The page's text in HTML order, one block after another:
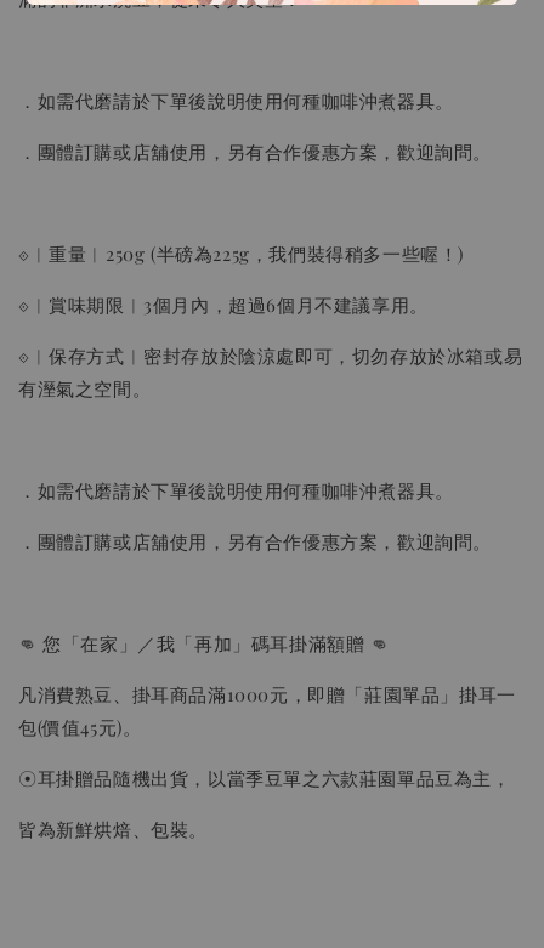
．如需代磨請於下單後說明使用何種咖啡沖煮器具。
．團體訂購或店舖使用，另有合作優惠方案，歡迎詢問。
⟐︱重量︱250g (半磅為225g，我們裝得稍多一些喔！)
⟐︱賞味期限︱3個月內，超過6個月不建議享用。
⟐︱保存方式︱密封存放於陰涼處即可，切勿存放於冰箱或易
有溼氣之空間。
．如需代磨請於下單後說明使用何種咖啡沖煮器具。
．團體訂購或店舖使用，另有合作優惠方案，歡迎詢問。
👊 您「在家」／我「再加」碼耳掛滿額贈 👊
凡消費熟豆、掛耳商品滿1000元，即贈「莊園單品」掛耳一
包(價值45元)。
☉耳掛贈品隨機出貨，以當季豆單之六款莊園單品豆為主，
皆為新鮮烘焙、包裝。